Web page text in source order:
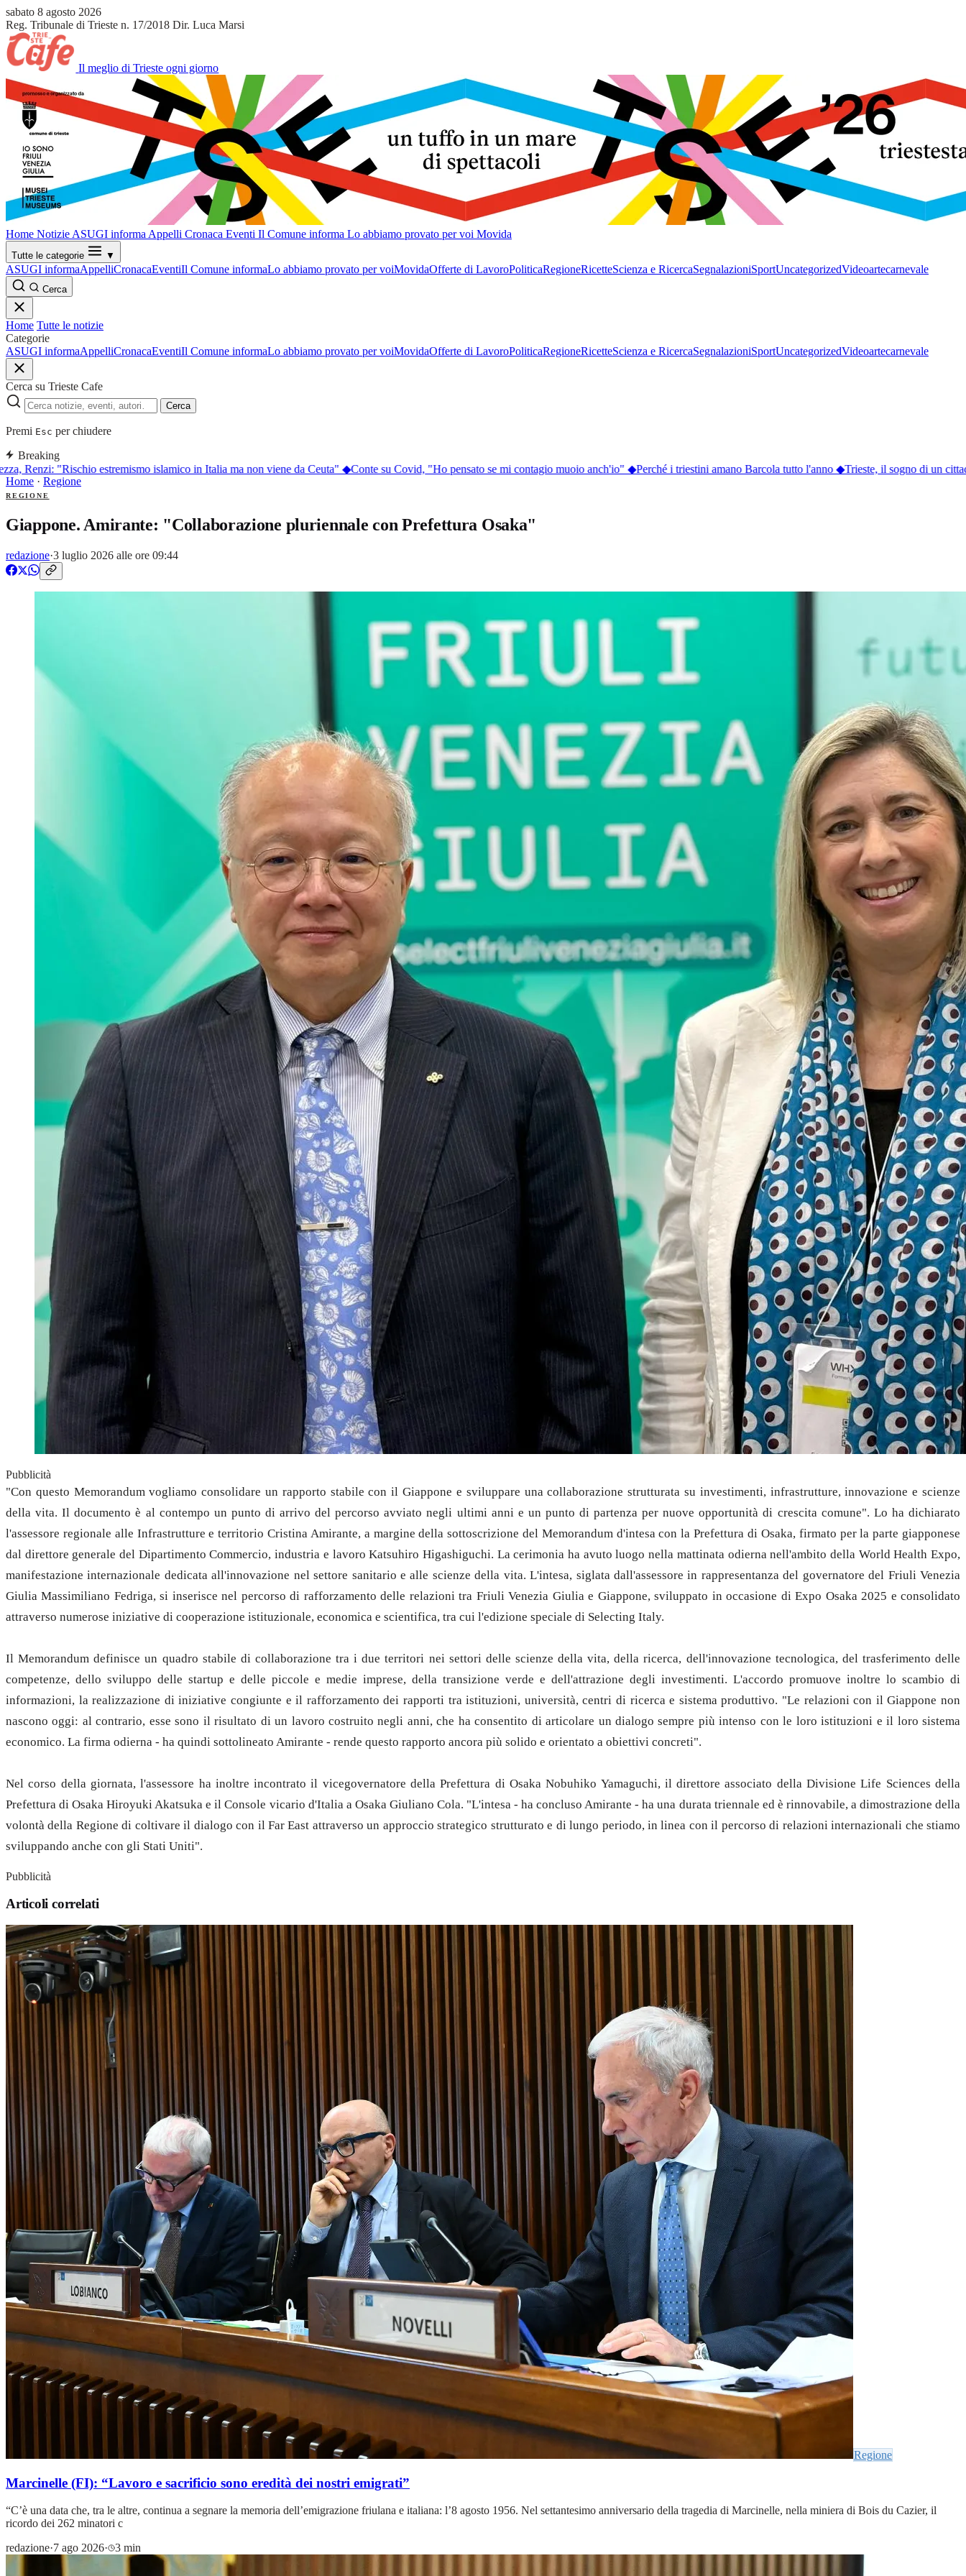
sabato 8 agosto 2026
Reg. Tribunale di Trieste n. 17/2018 Dir. Luca Marsi
Il meglio di Trieste ogni giorno
Home Notizie ASUGI informa Appelli Cronaca Eventi Il Comune informa Lo abbiamo provato per voi Movida
Tutte le categorie ▼
ASUGI informaAppelliCronacaEventiIl Comune informaLo abbiamo provato per voiMovidaOfferte di LavoroPoliticaRegioneRicetteScienza e RicercaSegnalazioniSportUncategorizedVideoartecarnevale
Cerca
Home Tutte le notizie
Categorie
ASUGI informaAppelliCronacaEventiIl Comune informaLo abbiamo provato per voiMovidaOfferte di LavoroPoliticaRegioneRicetteScienza e RicercaSegnalazioniSportUncategorizedVideoartecarnevale
Cerca su Trieste Cafe
Cerca
Premi Esc per chiudere
Breaking
Renzi: "Rischio estremismo islamico in Italia ma non viene da Ceuta"◆Conte su Covid, "Ho pensato se mi contagio muoio anch'io"◆Perché i triestini amano Barcola tutto l'anno◆Trieste, il sogno di un
Home · Regione
REGIONE
Giappone. Amirante: "Collaborazione pluriennale con Prefettura Osaka"
redazione·3 luglio 2026 alle ore 09:44
Pubblicità
"Con questo Memorandum vogliamo consolidare un rapporto stabile con il Giappone e sviluppare una collaborazione strutturata su investimenti, infrastrutture, innovazione e scienze
della vita. Il documento è al contempo un punto di arrivo del percorso avviato negli ultimi anni e un punto di partenza per nuove opportunità di crescita comune". Lo ha dichiarato
l'assessore regionale alle Infrastrutture e territorio Cristina Amirante, a margine della sottoscrizione del Memorandum d'intesa con la Prefettura di Osaka, firmato per la parte giapponese
dal direttore generale del Dipartimento Commercio, industria e lavoro Katsuhiro Higashiguchi. La cerimonia ha avuto luogo nella mattinata odierna nell'ambito della World Health Expo,
manifestazione internazionale dedicata all'innovazione nel settore sanitario e alle scienze della vita. L'intesa, siglata dall'assessore in rappresentanza del governatore del Friuli Venezia
Giulia Massimiliano Fedriga, si inserisce nel percorso di rafforzamento delle relazioni tra Friuli Venezia Giulia e Giappone, sviluppato in occasione di Expo Osaka 2025 e consolidato
attraverso numerose iniziative di cooperazione istituzionale, economica e scientifica, tra cui l'edizione speciale di Selecting Italy.
Il Memorandum definisce un quadro stabile di collaborazione tra i due territori nei settori delle scienze della vita, della ricerca, dell'innovazione tecnologica, del trasferimento delle
competenze, dello sviluppo delle startup e delle piccole e medie imprese, della transizione verde e dell'attrazione degli investimenti. L'accordo promuove inoltre lo scambio di
informazioni, la realizzazione di iniziative congiunte e il rafforzamento dei rapporti tra istituzioni, università, centri di ricerca e sistema produttivo. "Le relazioni con il Giappone non
nascono oggi: al contrario, esse sono il risultato di un lavoro costruito negli anni, che ha consentito di articolare un dialogo sempre più intenso con le loro istituzioni e il loro sistema
economico. La firma odierna - ha quindi sottolineato Amirante - rende questo rapporto ancora più solido e orientato a obiettivi concreti".
Nel corso della giornata, l'assessore ha inoltre incontrato il vicegovernatore della Prefettura di Osaka Nobuhiko Yamaguchi, il direttore associato della Divisione Life Sciences della
Prefettura di Osaka Hiroyuki Akatsuka e il Console vicario d'Italia a Osaka Giuliano Cola. "L'intesa - ha concluso Amirante - ha una durata triennale ed è rinnovabile, a dimostrazione della
volontà della Regione di coltivare il dialogo con il Far East attraverso un approccio strategico strutturato e di lungo periodo, in linea con il percorso di relazioni internazionali che stiamo
sviluppando anche con gli Stati Uniti".
Pubblicità
Articoli correlati
Regione
Marcinelle (FI): “Lavoro e sacrificio sono eredità dei nostri emigrati”
“C’è una data che, tra le altre, continua a segnare la memoria dell’emigrazione friulana e italiana: l’8 agosto 1956. Nel settantesimo anniversario della tragedia di Marcinelle, nella miniera di Bois du Cazier, il
ricordo dei 262 minatori c
redazione·7 ago 2026· 3 min